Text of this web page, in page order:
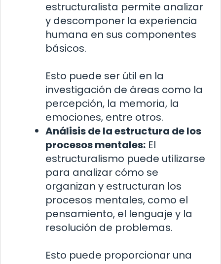
estructuralista permite analizar
y descomponer la experiencia
humana en sus componentes
básicos.
Esto puede ser útil en la
investigación de áreas como la
percepción, la memoria, la
emociones, entre otros.
Análisis de la estructura de los
procesos mentales: El
estructuralismo puede utilizarse
para analizar cómo se
organizan y estructuran los
procesos mentales, como el
pensamiento, el lenguaje y la
resolución de problemas.
Esto puede proporcionar una